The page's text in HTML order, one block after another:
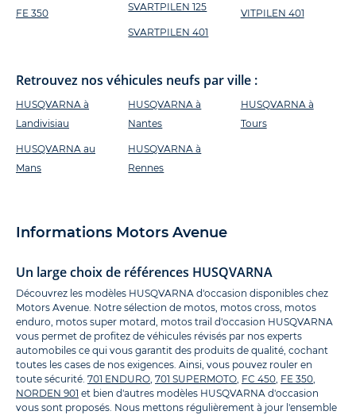
FE 350
SVARTPILEN 125
SVARTPILEN 401
VITPILEN 401
Retrouvez nos véhicules neufs par ville :
HUSQVARNA à
Landivisiau
HUSQVARNA au
Mans
HUSQVARNA à
Nantes
HUSQVARNA à
Rennes
HUSQVARNA à
Tours
Informations Motors Avenue
Un large choix de références HUSQVARNA
Découvrez les modèles HUSQVARNA d'occasion disponibles chez
Motors Avenue. Notre sélection de motos, motos cross, motos
enduro, motos super motard, motos trail d'occasion HUSQVARNA
vous permet de profitez de véhicules révisés par nos experts
automobiles ce qui vous garantit des produits de qualité, cochant
toutes les cases de nos exigences. Ainsi, vous pouvez rouler en
toute sécurité. 701 ENDURO, 701 SUPERMOTO, FC 450, FE 350,
NORDEN 901 et bien d'autres modèles HUSQVARNA d'occasion
vous sont proposés. Nous mettons régulièrement à jour l'ensemble